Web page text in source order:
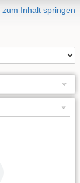
zum Inhalt springen